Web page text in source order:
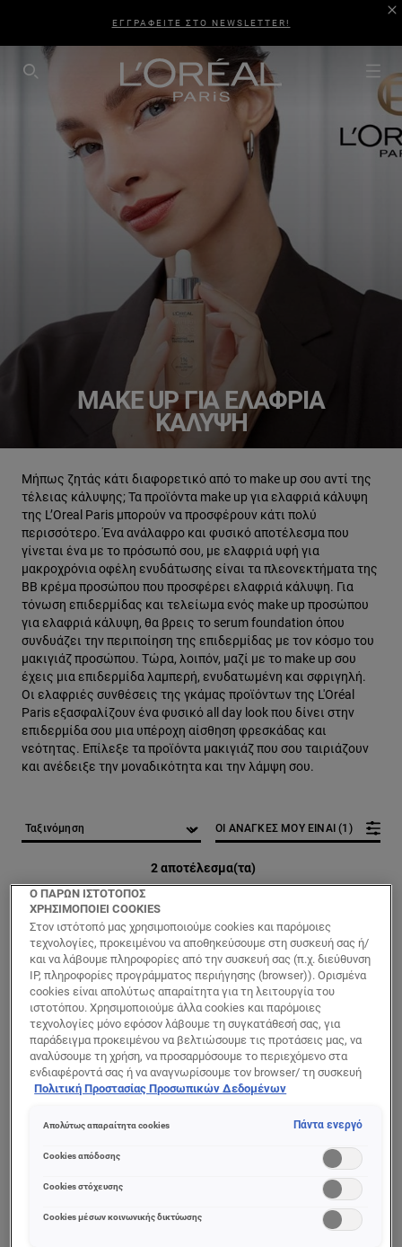
ΕΓΓΡΑΦΕΙΤΕ ΣΤΟ NEWSLETTER!
SEARCH THIS SITE
MAKE UP ΓΙΑ ΕΛΑΦΡΙΆ
ΚΆΛΥΨΗ
Μήπως ζητάς κάτι διαφορετικό από το make up σου αντί της
τέλειας κάλυψης; Τα προϊόντα make up για ελαφριά κάλυψη
της L’Oreal Paris μπορούν να προσφέρουν κάτι πολύ
περισσότερο. Ένα ανάλαφρο και φυσικό αποτέλεσμα που
γίνεται ένα με το πρόσωπό σου, με ελαφριά υφή για
μακροχρόνια οφέλη ενυδάτωσης είναι τα πλεονεκτήματα της
BB κρέμα προσώπου που προσφέρει ελαφριά κάλυψη. Για
τόνωση επιδερμίδας και τελείωμα ενός make up προσώπου
για ελαφριά κάλυψη, θα βρεις το serum foundation όπου
συνδυάζει την περιποίηση της επιδερμίδας με τον κόσμο του
μακιγιάζ προσώπου. Τώρα, λοιπόν, μαζί με το make up σου
έχεις μια επιδερμίδα λαμπερή, ενυδατωμένη και σφριγηλή.
Οι ελαφριές συνθέσεις της γκάμας προϊόντων της L'Oréal
Paris εξασφαλίζουν ένα φυσικό all day look που δίνει στην
επιδερμίδα σου μια υπέροχη αίσθηση φρεσκάδας και
νεότητας. Επίλεξε τα προϊόντα μακιγιάζ που σου ταιριάζουν
και ανέδειξε την μοναδικότητα και την λάμψη σου.
2 αποτέλεσμα(τα)
ΟΙ ΑΝΑΓΚΕΣ ΜΟΥ ΕΙΝΑΙ (1)
[Color]: #CF9B78
[Color]: #ECC7B6
[Color]: #C2907A
[Color]: #E0AB87
[Color]: #AE7C50
More shades are available
True Match
Tinted Serum
Light
[Color]: #E3C1A1
C'est Magic
Κρέμα Προσώπου
BB 5 σε 1 Light
Ο ΠΑΡΩΝ ΙΣΤΟΤΟΠΟΣ
ΧΡΗΣΙΜΟΠΟΙΕΙ COOKIES
Στον ιστότοπό μας χρησιμοποιούμε cookies και παρόμοιες
τεχνολογίες, προκειμένου να αποθηκεύσουμε στη συσκευή σας ή/
και να λάβουμε πληροφορίες από την συσκευή σας (π.χ. διεύθυνση
IP, πληροφορίες προγράμματος περιήγησης (browser)). Ορισμένα
cookies είναι απολύτως απαραίτητα για τη λειτουργία του
ιστοτόπου. Χρησιμοποιούμε άλλα cookies και παρόμοιες
τεχνολογίες μόνο εφόσον λάβουμε τη συγκατάθεσή σας, για
παράδειγμα προκειμένου να βελτιώσουμε τις προτάσεις μας, να
αναλύσουμε τη χρήση, να προσαρμόσουμε το περιεχόμενο στα
ενδιαφέροντά σας ή να αναγνωρίσουμε τον browser/ τη συσκευή
σας για τη δημιουργία προφίλ με τα ενδιαφέροντά σας και να σας
διαδικτυακές προτάσεις. Μπορείτε να αποδεχθείτε cookies τα
(«Απόρριψη όλων») ή να ρυθμίσετε και να αποθηκεύσετε τις
επιλογές σας («Αποθήκευση επιλογών»). Μπορείτε επίσης, ανά
πάσα στιγμή, να ελέγξετε και να ρυθμίσετε εκ νέου τις επιλογές
Περισσότερες πληροφορίες μπορείτε να βρείτε στην
Πολιτική Προστασίας Προσωπικών Δεδομένων
Απολύτως απαραίτητα cookies Πάντα ενεργό
Cookies απόδοσης
Cookies στόχευσης
Cookies μέσων κοινωνικής δικτύωσης